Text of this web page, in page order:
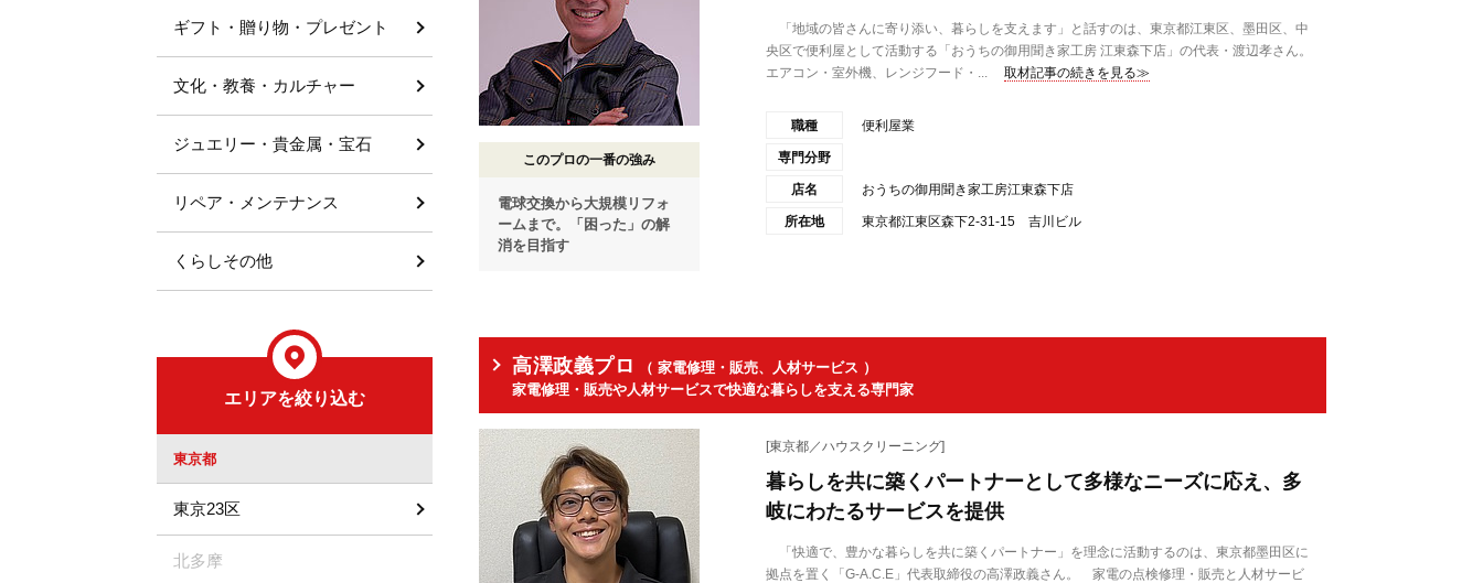
このプロの一番の強み
電球交換から大規模リフォ
ームまで。「困った」の解
消を目指す
「地域の皆さんに寄り添い、暮らしを支えます」と話すのは、東京都江東区、墨田区、中
央区で便利屋として活動する「おうちの御用聞き家工房 江東森下店」の代表・渡辺孝さん。
エアコン・室外機、レンジフード・...
取材記事の続きを見る≫
職種 便利屋業
専門分野
店名 おうちの御用聞き家工房江東森下店
所在地 東京都江東区森下2-31-15 吉川ビル
高澤政義プロ
（ 家電修理・販売、人材サービス ）
家電修理・販売や人材サービスで快適な暮らしを支える専門家
[東京都／ハウスクリーニング]
暮らしを共に築くパートナーとして多様なニーズに応え、多
岐にわたるサービスを提供
「快適で、豊かな暮らしを共に築くパートナー」を理念に活動するのは、東京都墨田区に
拠点を置く「G-A.C.E」代表取締役の高澤政義さん。 家電の点検修理・販売と人材サービ
ギフト・贈り物・プレゼント
文化・教養・カルチャー
ジュエリー・貴金属・宝石
リペア・メンテナンス
くらしその他
エリアを絞り込む
東京都
東京23区
北多摩